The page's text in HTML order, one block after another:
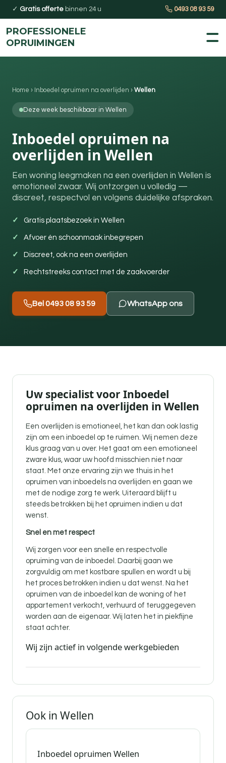
✓ Gratis offerte binnen 24 u 0493 08 93 59
PROFESSIONELE
OPRUIMINGEN
Home › Inboedel opruimen na overlijden › Wellen
Deze week beschikbaar in Wellen
Inboedel opruimen na
overlijden in Wellen
Een woning leegmaken na een overlijden in Wellen is
emotioneel zwaar. Wij ontzorgen u volledig —
discreet, respectvol en volgens duidelijke afspraken.
Gratis plaatsbezoek in Wellen
Afvoer én schoonmaak inbegrepen
Discreet, ook na een overlijden
Rechtstreeks contact met de zaakvoerder
Bel 0493 08 93 59 WhatsApp ons
Uw specialist voor Inboedel
opruimen na overlijden in Wellen
Een overlijden is emotioneel, het kan dan ook lastig
zijn om een inboedel op te ruimen. Wij nemen deze
klus graag van u over. Het gaat om een emotioneel
zware klus, waar uw hoofd misschien niet naar
staat. Met onze ervaring zijn we thuis in het
opruimen van inboedels na overlijden en gaan we
met de nodige zorg te werk. Uiteraard blijft u
steeds betrokken bij het opruimen indien u dat
wenst.
Snel en met respect
Wij zorgen voor een snelle en respectvolle
opruiming van de inboedel. Daarbij gaan we
zorgvuldig om met kostbare spullen en wordt u bij
het proces betrokken indien u dat wenst. Na het
opruimen van de inboedel kan de woning of het
appartement verkocht, verhuurd of teruggegeven
worden aan de eigenaar. Wij laten het in piekfijne
staat achter.
Wij zijn actief in volgende werkgebieden
Ook in Wellen
Inboedel opruimen Wellen